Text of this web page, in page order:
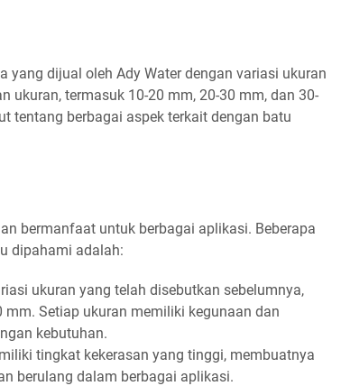
dijual oleh Ady Water dengan variasi ukuran
ukuran, termasuk 10-20 mm, 20-30 mm, dan 30-
tentang berbagai aspek terkait dengan batu
bermanfaat untuk berbagai aplikasi. Beberapa
dipahami adalah:
ukuran yang telah disebutkan sebelumnya,
Setiap ukuran memiliki kegunaan dan
kebutuhan.
tingkat kekerasan yang tinggi, membuatnya
berulang dalam berbagai aplikasi.